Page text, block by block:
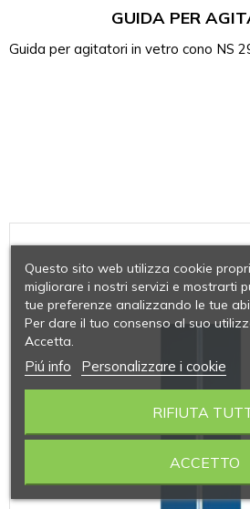
GUIDA PER
Guida per agitatori in vetro cono NS
Questo sito web utilizza cookie
migliorare i nostri servizi e mostrarti
tue preferenze analizzando le tue
Per dare il tuo consenso al suo
Accetta.
Piú info Personalizzare i cookie
RIFIUTA
ACCETTO